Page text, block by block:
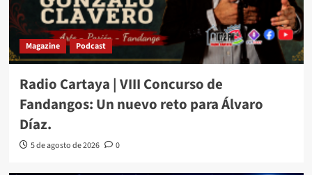
Magazine Podcast
Radio Cartaya | VIII Concurso de
Fandangos: Un nuevo reto para Álvaro
Díaz.
5 de agosto de 2026 0